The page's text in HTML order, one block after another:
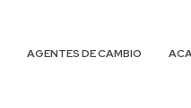
AGENTES DE CAMBIO